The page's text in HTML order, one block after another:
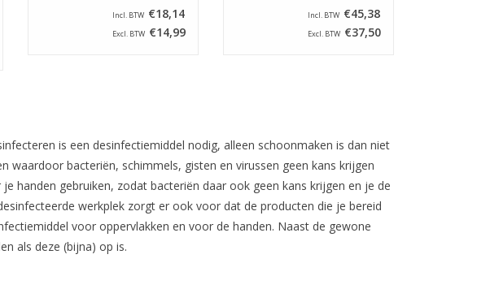
Incl. BTW €18,14
Excl. BTW €14,99
Incl. BTW €45,38
Excl. BTW €37,50
is een desinfectiemiddel nodig, alleen schoonmaken is dan niet
waardoor bacteriën, schimmels, gisten en virussen geen kans krijgen
handen gebruiken, zodat bacteriën daar ook geen kans krijgen en je de
werkplek zorgt er ook voor dat de producten die je bereid
voor oppervlakken en voor de handen. Naast de gewone
als deze (bijna) op is.